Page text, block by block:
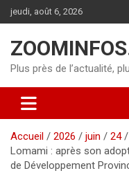
Aller
au
jeudi, août 6, 2026
Plus près de l’actualité,
Accueil 2026 juin
24
Lomami : après son
de Développement